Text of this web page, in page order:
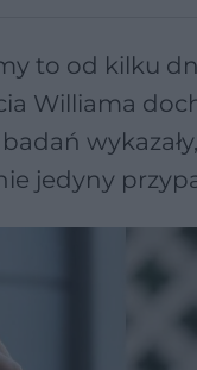
to od kilku
Williama
jedyny